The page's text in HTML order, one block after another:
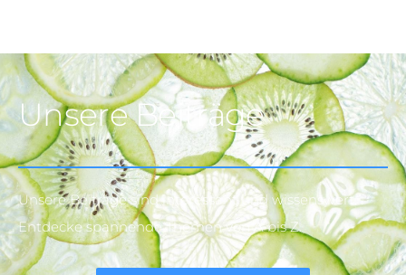
Unsere Beiträge
Unsere Beiträge sind interessant und wissenswert.
Entdecke spannende Themen von A bis Z.